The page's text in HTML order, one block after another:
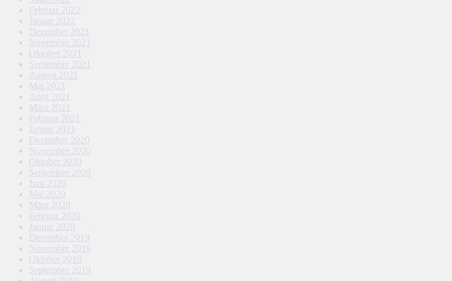
Februar 2022
Januar 2022
Dezember 2021
November 2021
Oktober 2021
September 2021
August 2021
Mai 2021
April 2021
März 2021
Februar 2021
Januar 2021
Dezember 2020
November 2020
Oktober 2020
September 2020
Juni 2020
Mai 2020
März 2020
Februar 2020
Januar 2020
Dezember 2019
November 2019
Oktober 2019
September 2019